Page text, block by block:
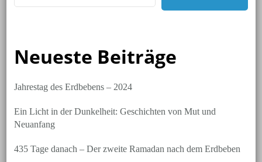
Neueste Beiträge
Jahrestag des Erdbebens – 2024
Ein Licht in der Dunkelheit: Geschichten von Mut und
Neuanfang
435 Tage danach – Der zweite Ramadan nach dem Erdbeben